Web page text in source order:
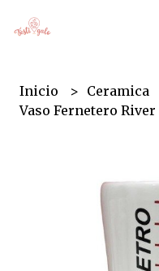
Inicio Ceramica
Vaso Fernetero River